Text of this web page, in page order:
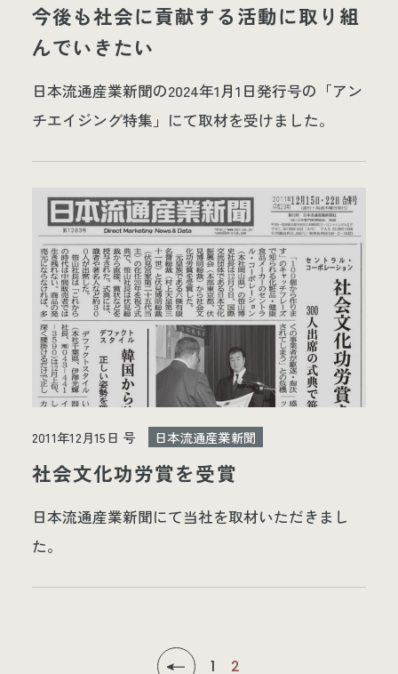
今後も社会に貢献する活動に取り組
んでいきたい
日本流通産業新聞の2024年1月1日発行号の「アン
チエイジング特集」にて取材を受けました。
2011年12月15日 号 日本流通産業新聞
社会文化功労賞を受賞
日本流通産業新聞にて当社を取材いただきまし
た。
1 2